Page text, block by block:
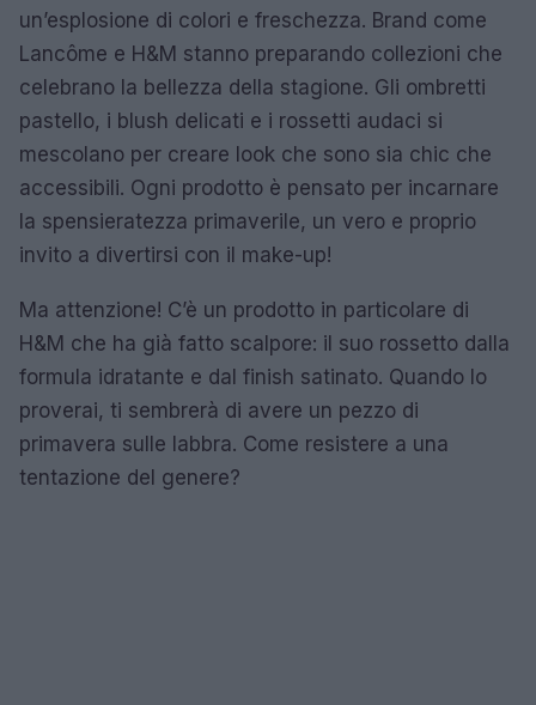
un’esplosione di colori e freschezza. Brand come
Lancôme e H&M stanno preparando collezioni che
celebrano la bellezza della stagione. Gli ombretti
pastello, i blush delicati e i rossetti audaci si
mescolano per creare look che sono sia chic che
accessibili. Ogni prodotto è pensato per incarnare
la spensieratezza primaverile, un vero e proprio
invito a divertirsi con il make-up!
Ma attenzione! C’è un prodotto in particolare di
H&M che ha già fatto scalpore: il suo rossetto dalla
formula idratante e dal finish satinato. Quando lo
proverai, ti sembrerà di avere un pezzo di
primavera sulle labbra. Come resistere a una
tentazione del genere?